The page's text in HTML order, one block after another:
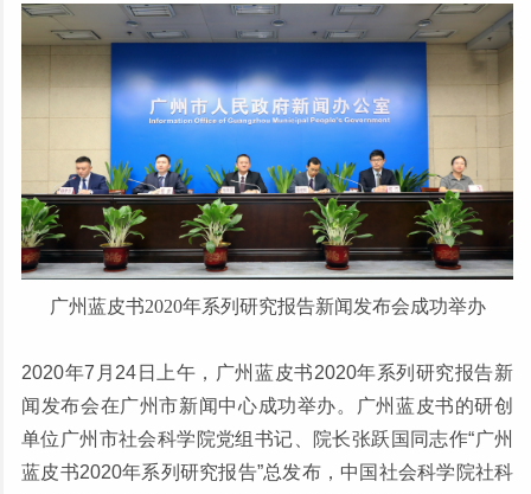
广州蓝皮书2020年系列研究报告新闻发布会成功举办
2020年7月24日上午，广州蓝皮书2020年系列研究报告新
闻发布会在广州市新闻中心成功举办。广州蓝皮书的研创
单位广州市社会科学院党组书记、院长张跃国同志作“广州
蓝皮书2020年系列研究报告”总发布，中国社会科学院社科